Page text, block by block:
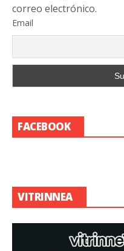
correo electrónico.
Email
FACEBOOK
VITRINNEA